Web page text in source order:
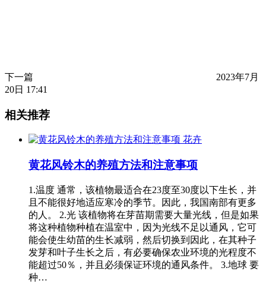
下一篇
2023年7月
20日 17:41
相关推荐
花卉
黄花风铃木的养殖方法和注意事项
1.温度 通常，该植物最适合在23度至30度以下生长，并
且不能很好地适应寒冷的季节。因此，我国南部有更多
的人。 2.光 该植物将在芽苗期需要大量光线，但是如果
将这种植物种植在温室中，因为光线不足以通风，它可
能会使生幼苗的生长减弱，然后切换到因此，在其种子
发芽和叶子生长之后，有必要确保农业环境的光程度不
能超过50％，并且必须保证环境的通风条件。 3.地球 要
种…